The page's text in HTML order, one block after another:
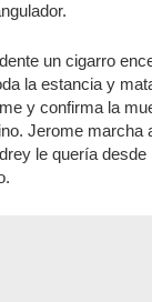
un cigarro
la estancia y
y confirma la
Jerome marcha
le quería